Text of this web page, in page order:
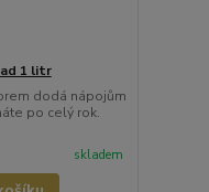
1 litr
dodá nápojům
po celý rok.
skladem